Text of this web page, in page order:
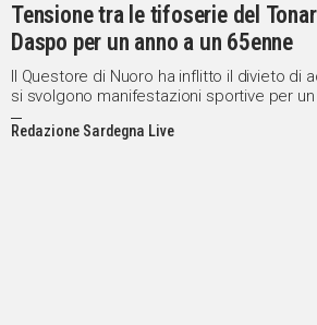
Tensione tra le tifoserie del
Daspo per un anno a un 65enne
Il Questore di Nuoro ha inflitto il divieto di
si svolgono manifestazioni sportive per un
Redazione Sardegna Live